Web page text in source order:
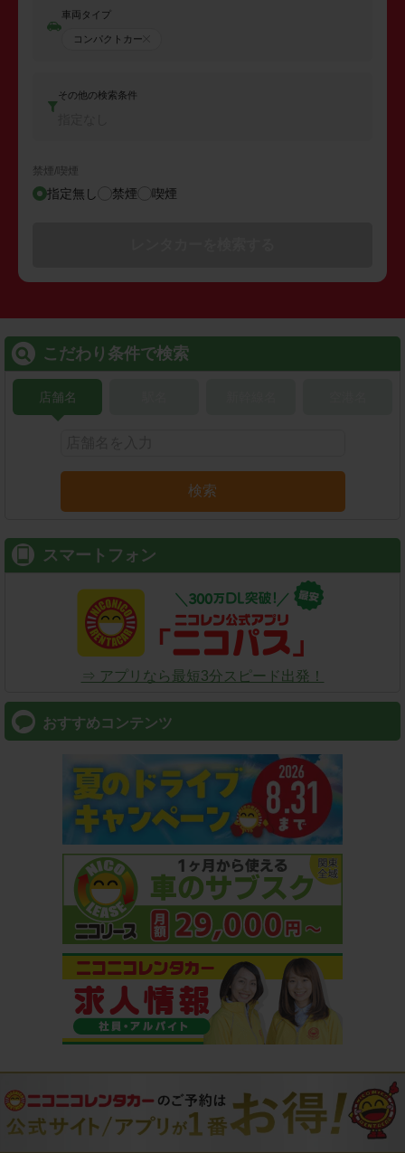
車両タイプ
コンパクトカー
その他の検索条件
禁煙/喫煙
指定無し 禁煙 喫煙
こだわり条件で検索
店舗名
検索
スマートフォン
⇒ アプリなら最短3分スピード出発！
おすすめコンテンツ